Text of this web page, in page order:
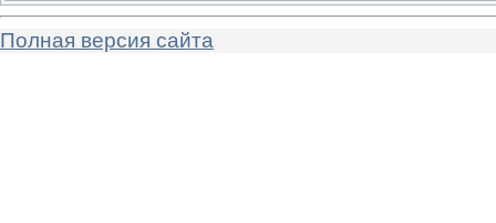
Полная версия сайта